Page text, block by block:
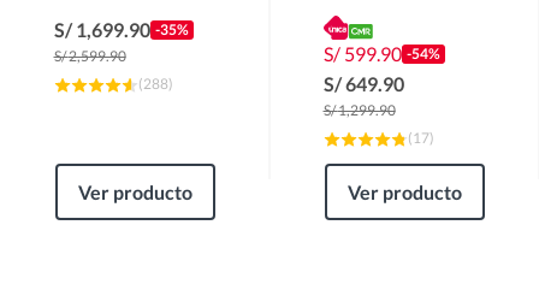
UN65M70HAGXPE
S/1,699.90 -35%
S/2,599.90
(288)
Ver producto
S/ 599.90 -54%
S/649.90
S/1,299.90
(17)
Ver producto